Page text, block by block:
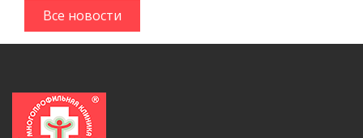
Все новости